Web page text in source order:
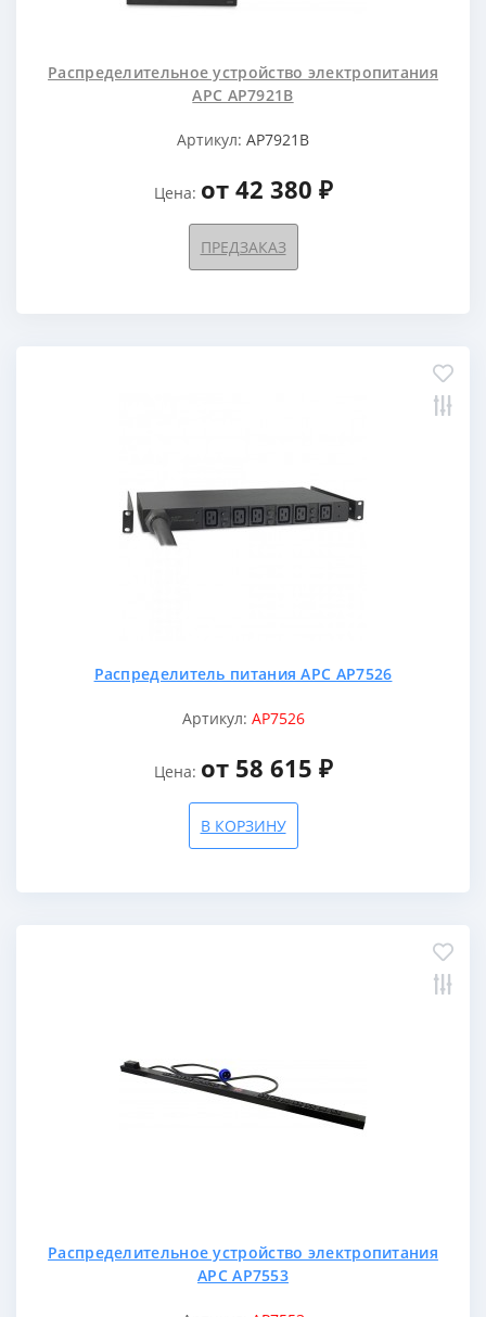
Распределительное устройство электропитания
APC AP7921B
Артикул: AP7921B
Цена: от 42 380 ₽
ПРЕДЗАКАЗ
Распределитель питания APC AP7526
Артикул: AP7526
Цена: от 58 615 ₽
В КОРЗИНУ
Распределительное устройство электропитания
APC AP7553